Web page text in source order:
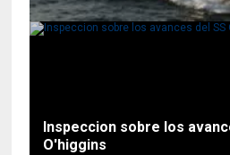
Inspeccion sobre los
O'higgins